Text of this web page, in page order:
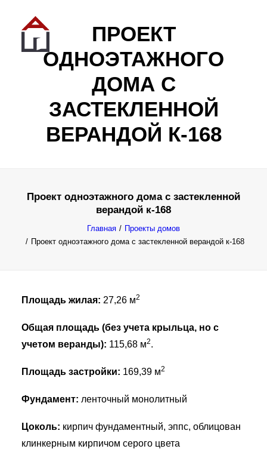
Search in content
ПРОЕКТ
ОДНОЭТАЖНОГО
ДОМА С
ЗАСТЕКЛЕННОЙ
ВЕРАНДОЙ К-168
Проект одноэтажного дома с застекленной
верандой к-168
Главная
Проекты домов
Проект одноэтажного дома с застекленной верандой к-168
Площадь жилая: 27,26 м2
Общая площадь (без учета крыльца, но с
учетом веранды): 115,68 м2.
Площадь застройки: 169,39 м2
Фундамент: ленточный монолитный
Цоколь: кирпич фундаментный, эппс, облицован
клинкерным кирпичом серого цвета